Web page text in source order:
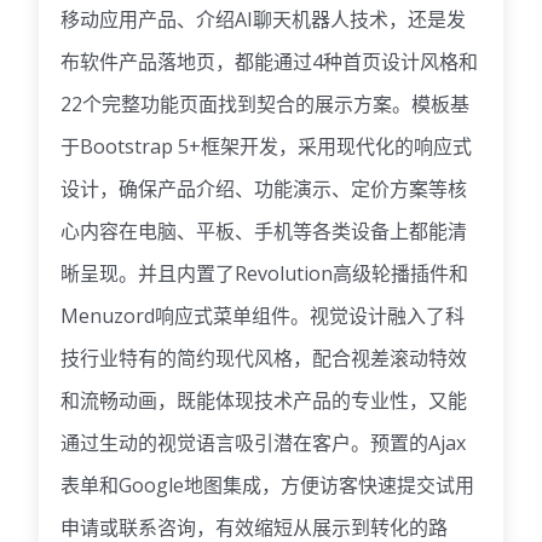
移动应用产品、介绍AI聊天机器人技术，还是发
布软件产品落地页，都能通过4种首页设计风格和
22个完整功能页面找到契合的展示方案。模板基
于Bootstrap 5+框架开发，采用现代化的响应式
设计，确保产品介绍、功能演示、定价方案等核
心内容在电脑、平板、手机等各类设备上都能清
晰呈现。并且内置了Revolution高级轮播插件和
Menuzord响应式菜单组件。视觉设计融入了科
技行业特有的简约现代风格，配合视差滚动特效
和流畅动画，既能体现技术产品的专业性，又能
通过生动的视觉语言吸引潜在客户。预置的Ajax
表单和Google地图集成，方便访客快速提交试用
申请或联系咨询，有效缩短从展示到转化的路